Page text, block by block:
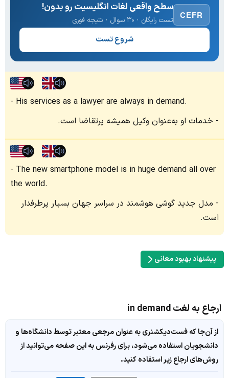
CEFR
سطح واقعی لغات انگلیسیت رو بدون!
تست رایگان · ۳۰ سوال · نتیجه فوری
شروع تست
His services as a lawyer are always in demand.
خدمات او به‌عنوان وکیل همیشه پرتقاضا است.
The new smartphone model is in huge demand all over
the world.
مدل جدید گوشی هوشمند در سراسر جهان بسیار پرطرفدار
است.
پیشنهاد بهبود معانی
ارجاع به لغت in demand
از آن‌جا که فست‌دیکشنری به عنوان مرجعی معتبر توسط دانشگاه‌ها و
دانشجویان استفاده می‌شود، برای رفرنس به این صفحه می‌توانید از
روش‌های ارجاع زیر استفاده کنید.